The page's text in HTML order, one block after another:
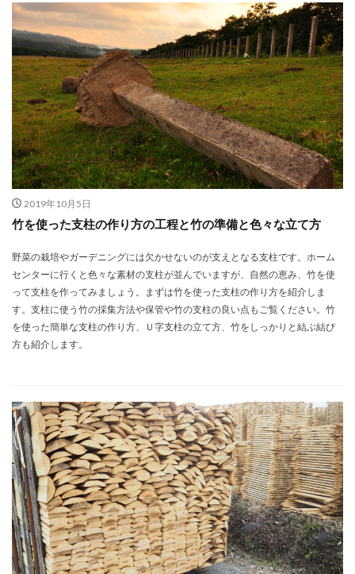
2019年10月5日
竹を使った支柱の作り方の工程と竹の準備と色々な立て方
野菜の栽培やガーデニングには欠かせないのが支えとなる支柱です。ホーム
センターに行くと色々な素材の支柱が並んでいますが、自然の恵み、竹を使
って支柱を作ってみましょう。まずは竹を使った支柱の作り方を紹介しま
す。支柱に使う竹の採集方法や保管や竹の支柱の良い点もご覧ください。竹
を使った簡単な支柱の作り方、Ｕ字支柱の立て方、竹をしっかりと結ぶ結び
方も紹介します。